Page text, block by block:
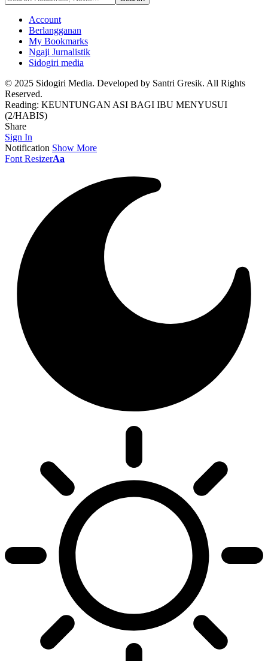
Account
Berlangganan
My Bookmarks
Ngaji Jurnalistik
Sidogiri media
© 2025 Sidogiri Media. Developed by Santri Gresik. All Rights
Reserved.
Reading: KEUNTUNGAN ASI BAGI IBU MENYUSUI
(2/HABIS)
Share
Sign In
Notification Show More
Font ResizerAa